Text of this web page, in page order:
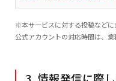
※本サービスに対する投稿など
公式アカウントの対応時間は、業